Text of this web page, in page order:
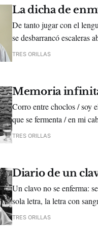
La dicha de
De tanto jugar con el
se desbarrancó escaleras
relojes / y baúles
TRES ORILLAS
Memoria
Corro entre choclos / soy
que se fermenta / en mi
TRES ORILLAS
Diario de un
Un clavo no se enferma:
sola letra, la letra con
carne de la palabra / otra
TRES ORILLAS